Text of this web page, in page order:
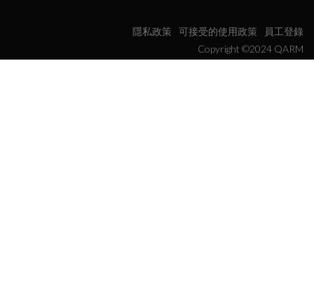
隱私政策 可接受的使用政策
員工登錄
Copyright ©2024 QARM